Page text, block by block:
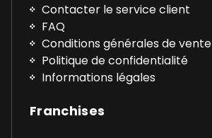
Contacter le service client
FAQ
Conditions générales de vente
Politique de confidentialité
Informations légales
Franchises